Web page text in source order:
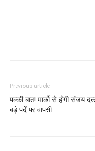
Previous article
पक्‍की बात! मार्को से होगी संजय
बड़े पर्दे पर वापसी